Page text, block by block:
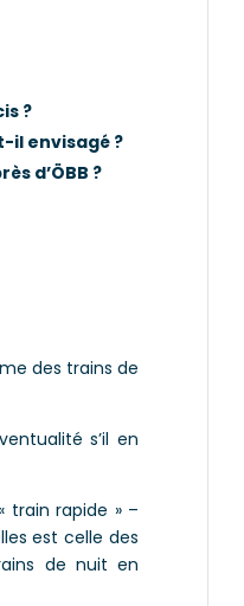
?
il envisagé ?
d’ÖBB ?
des trains de
s’il en
train rapide » –
est celle des
de nuit en